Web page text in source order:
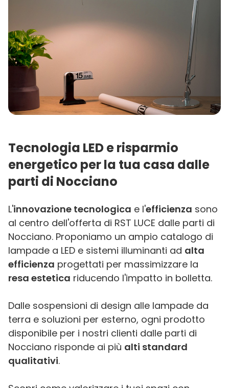
Tecnologia LED e risparmio
energetico per la tua casa dalle
parti di Nocciano
L'innovazione tecnologica e l'efficienza sono
al centro dell'offerta di RST LUCE dalle parti di
Nocciano. Proponiamo un ampio catalogo di
lampade a LED e sistemi illuminanti ad alta
efficienza progettati per massimizzare la
resa estetica riducendo l'impatto in bolletta.
Dalle sospensioni di design alle lampade da
terra e soluzioni per esterno, ogni prodotto
disponibile per i nostri clienti dalle parti di
Nocciano risponde ai più alti standard
qualitativi.